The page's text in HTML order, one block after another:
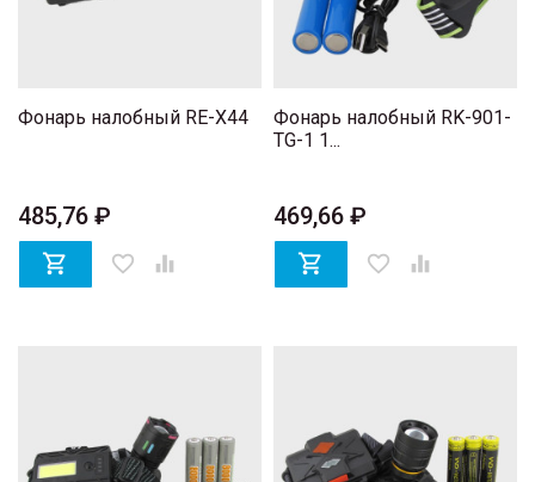
Фонарь налобный RE-X44
485,76 ₽
 favorite_border 
Фонарь налобный RK-901-
TG-1 1...
469,66 ₽
 favorite_border 